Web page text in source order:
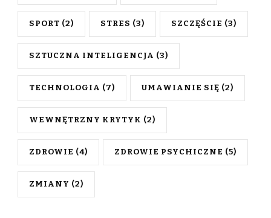
SPORT (2) STRES (3) SZCZĘŚCIE (3)
SZTUCZNA INTELIGENCJA (3)
TECHNOLOGIA (7) UMAWIANIE SIĘ (2)
WEWNĘTRZNY KRYTYK (2)
ZDROWIE (4) ZDROWIE PSYCHICZNE (5)
ZMIANY (2)